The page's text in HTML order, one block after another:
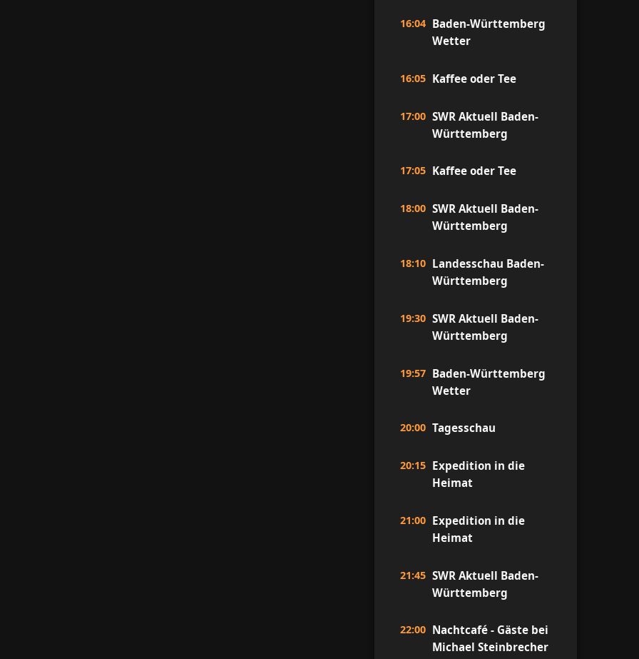
16:04 Baden-Württemberg
Wetter
16:05 Kaffee oder Tee
17:00 SWR Aktuell Baden-
Württemberg
17:05 Kaffee oder Tee
18:00 SWR Aktuell Baden-
Württemberg
18:10 Landesschau Baden-
Württemberg
19:30 SWR Aktuell Baden-
Württemberg
19:57 Baden-Württemberg
Wetter
20:00 Tagesschau
20:15 Expedition in die
Heimat
21:00 Expedition in die
Heimat
21:45 SWR Aktuell Baden-
Württemberg
22:00 Nachtcafé - Gäste bei
Michael Steinbrecher